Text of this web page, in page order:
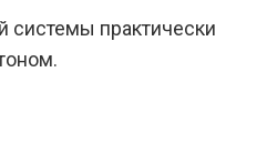
системы практически